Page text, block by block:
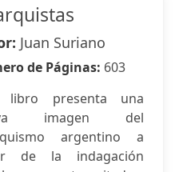
Juan Suriano
de Páginas: 603
libro presenta una
imagen del
argentino a
de la indagación